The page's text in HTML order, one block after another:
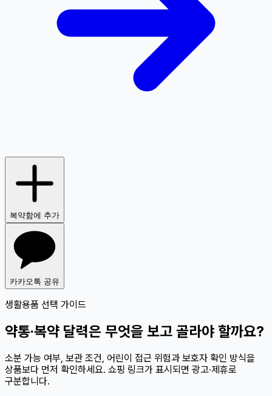
복약함에 추가
카카오톡 공유
생활용품 선택 가이드
약통·복약 달력은 무엇을 보고 골라야 할까요?
소분 가능 여부, 보관 조건, 어린이 접근 위험과 보호자 확인 방식을
상품보다 먼저 확인하세요. 쇼핑 링크가 표시되면 광고·제휴로
구분합니다.